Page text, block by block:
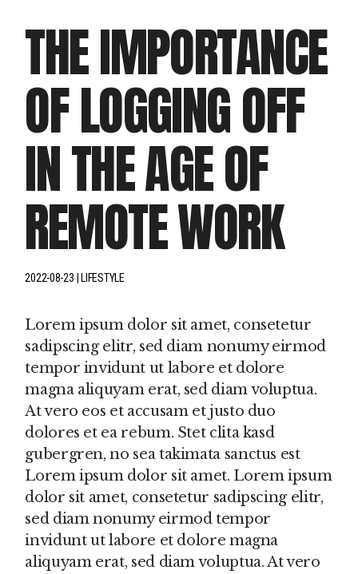
THE IMPORTANCE
OF LOGGING OFF
IN THE AGE OF
REMOTE WORK
2022-08-23 LIFESTYLE
Lorem ipsum dolor sit amet, consetetur
sadipscing elitr, sed diam nonumy eirmod
tempor invidunt ut labore et dolore
magna aliquyam erat, sed diam voluptua.
At vero eos et accusam et justo duo
dolores et ea rebum. Stet clita kasd
gubergren, no sea takimata sanctus est
Lorem ipsum dolor sit amet. Lorem ipsum
dolor sit amet, consetetur sadipscing elitr,
sed diam nonumy eirmod tempor
invidunt ut labore et dolore magna
aliquyam erat, sed diam voluptua. At vero